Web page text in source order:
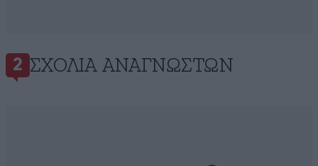
2 ΣΧΌΛΙΑ ΑΝΑΓΝΩΣΤΏΝ